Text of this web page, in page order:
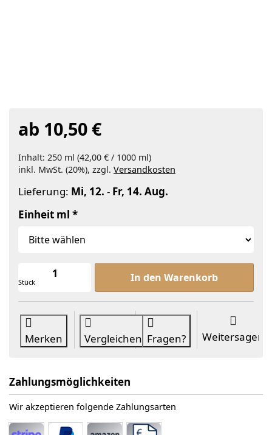
ab 10,50 €
Inhalt: 250 ml (42,00 € / 1000 ml)
inkl. MwSt. (20%), zzgl. Versandkosten
Lieferung: Mi, 12. - Fr, 14. Aug.
Einheit ml
Stück
Rizinusöl raff. zu ab 10,50 €, Menge
In den Warenkorb
Merken Vergleichen Fragen? Weitersagen
Zahlungsmöglichkeiten
Wir akzeptieren folgende Zahlungsarten